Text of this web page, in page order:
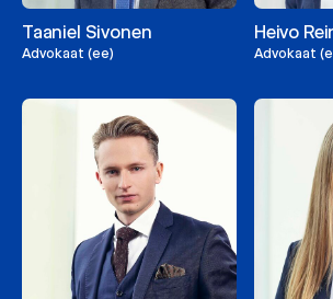
Taaniel Sivonen
Advokaat (ee)
Heivo
Advokaat